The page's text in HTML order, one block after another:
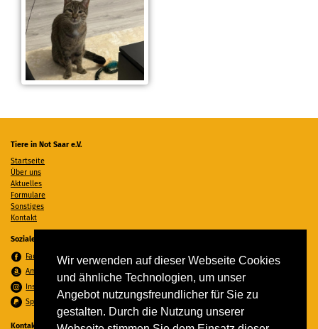
Wir verwenden auf dieser Webseite Cookies
und ähnliche Technologien, um unser
Angebot nutzungsfreundlicher für Sie zu
gestalten. Durch die Nutzung unserer
Tiere in Not Saar e.V.
Startseite
Über uns
Aktuelles
Formulare
Sonstiges
Kontakt
Soziale Medien
Facebook
Amazon Wunschzettel
Instagram
Spenden per PayPal
Kontakt